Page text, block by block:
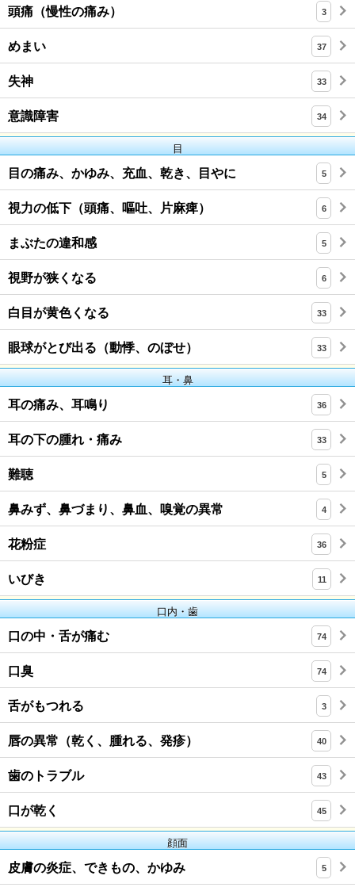
頭痛（慢性の痛み） 3
めまい 37
失神 33
意識障害 34
目
目の痛み、かゆみ、充血、乾き、目やに 5
視力の低下（頭痛、嘔吐、片麻痺） 6
まぶたの違和感 5
視野が狭くなる 6
白目が黄色くなる 33
眼球がとび出る（動悸、のぼせ） 33
耳・鼻
耳の痛み、耳鳴り 36
耳の下の腫れ・痛み 33
難聴 5
鼻みず、鼻づまり、鼻血、嗅覚の異常 4
花粉症 36
いびき 11
口内・歯
口の中・舌が痛む 74
口臭 74
舌がもつれる 3
唇の異常（乾く、腫れる、発疹） 40
歯のトラブル 43
口が乾く 45
顔面
皮膚の炎症、できもの、かゆみ 5